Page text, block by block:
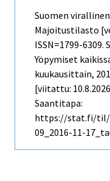
Suomen
Majoitustilasto
ISSN=1799-6309.
Yöpymiset
kuukausittain,
[viitattu:
Saantitapa:
https://stat.fi/til/
09_2016-11-